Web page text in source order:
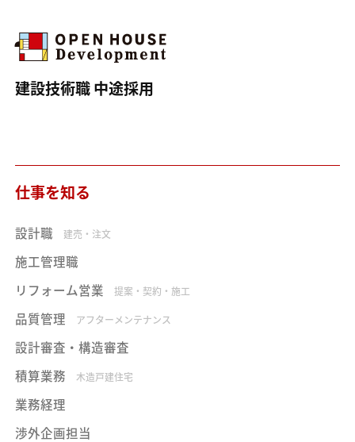
建設技術職 中途採用
仕事を知る
設計職 建売・注文
施工管理職
リフォーム営業
提案・契約・施工
品質管理 アフターメンテナンス
設計審査・構造審査
積算業務
木造戸建住宅
業務経理
渉外企画担当